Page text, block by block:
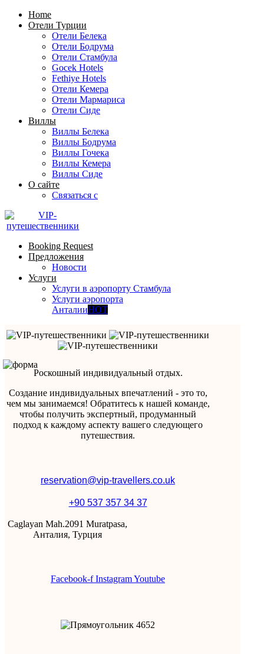
Home
Отели Турции
Отели Белека
Отели Бодрума
Отели Стамбула
Gocek Hotels
Fethiye Hotels
Отели Кемера
Отели Мармариса
Отели Сиде
Виллы
Виллы Белека
Виллы Бодрума
Виллы Гочека
Виллы Кемера
Виллы Сиде
О сайте
Связаться с
Booking Request
Предложения
Новости
Услуги
Услуги в аэропорту Стамбула
Услуги аэропорта
АнталииHOT
Роскошный индивидуальный отдых.
Создание индивидуальных впечатлений - это то,
чем мы занимаемся! Обратитесь к нашей команде,
чтобы получить экспертный, продуманный
подход к каждому аспекту вашего следующего
путешествия.
reservation@vip-travellers.co.uk
+90 537 357 34 37
Caglayan Mah.2091 Muratpasa,
Анталия, Турция
Facebook-f InstagramYoutube